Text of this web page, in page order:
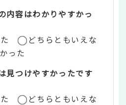
内容はわかりやすかっ
どちらともいえな
った
見つけやすかったです
どちらともいえな